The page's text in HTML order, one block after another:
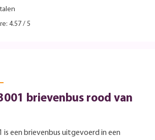
4.57 / 5
brievenbus rood van
is een brievenbus uitgevoerd in een